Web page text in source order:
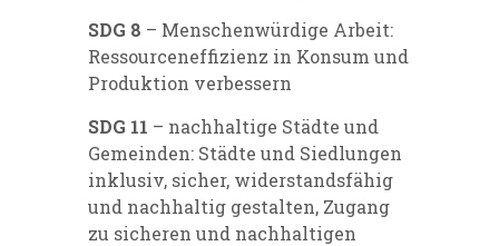
SDG 8 – Menschenwürdige Arbeit:
Ressourceneffizienz in Konsum und
Produktion verbessern
SDG 11 – nachhaltige Städte und
Gemeinden: Städte und Siedlungen
inklusiv, sicher, widerstandsfähig
und nachhaltig gestalten, Zugang
zu sicheren und nachhaltigen